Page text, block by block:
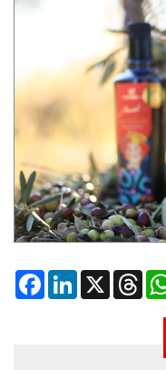
FacebookLinkedIn
X